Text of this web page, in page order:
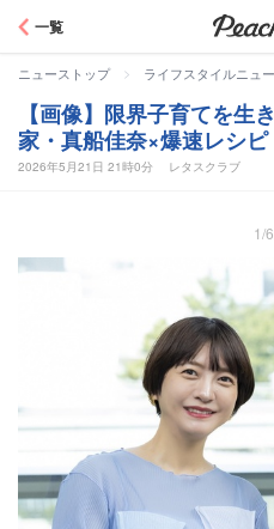
一覧
ニューストップ > ライフスタイルニュ
【画像】限界子育てを生
家・真船佳奈×爆速レシ
2026年5月21日 21時0分 レタスクラブ
1/6